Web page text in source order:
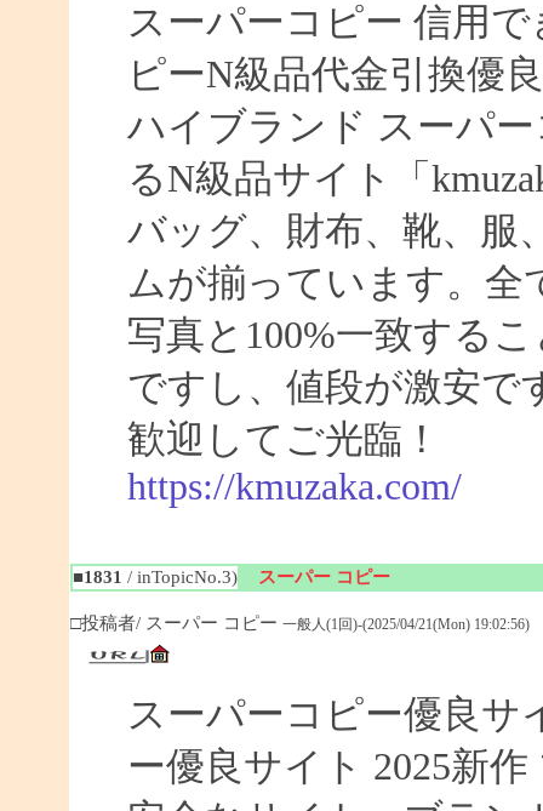
スーパーコピー 信用
ピーN級品代金引換優
ハイブランド スーパ
るN級品サイト「
バッグ、財布、靴、服
ムが揃っています。全
写真と100%一致する
ですし、値段が激安で
歓迎してご光臨！
https://kmuzaka.com/
■1831 / inTopicNo.3) スーパー コピー
□投稿者/ スーパー コピー 一般人(1回)-(2025/04/21(Mon) 19:02:56)
スーパーコピー優良サ
ー優良サイト 2025新